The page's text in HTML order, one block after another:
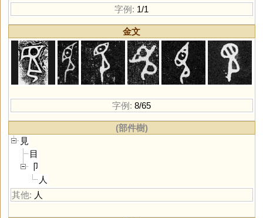
字例: 1/1
金文
字例: 8/65
(部件樹)
見
目
卩
人
其他: 人